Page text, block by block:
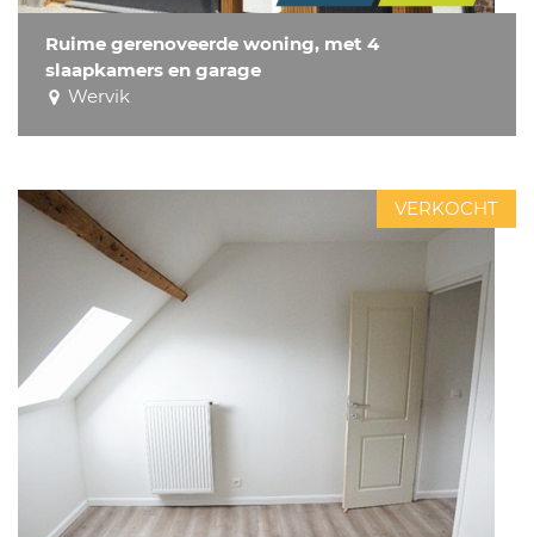
Ruime gerenoveerde woning, met 4
slaapkamers en garage
Wervik
VERKOCHT